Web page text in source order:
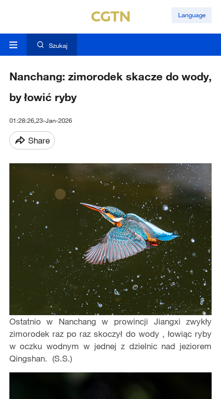
Language
Szukaj
Nanchang: zimorodek skacze do wody,
by łowić ryby
01:28:26,23-Jan-2026
Share
Ostatnio w Nanchang w prowincji Jiangxi zwykły
zimorodek raz po raz skoczył do wody , łowiąc ryby
w oczku wodnym w jednej z dzielnic nad jeziorem
Qingshan. (S.S.)